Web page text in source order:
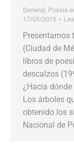
General , Poesía
17/05/2015
Presentamos
(Ciudad de
libros de
descalzos
¿Hacia
Los árboles
obtenido los
Nacional de